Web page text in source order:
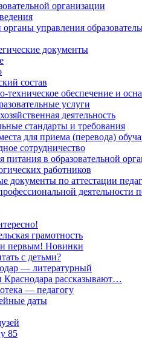
организации
управления
документы
состав
техническое обеспечение и
услуги
деятельность
стандарты и требования
для приема (перевода)
сотрудничество
питания в образовательной
работников
документы по аттестации
грамотность
первым! Новинки
с детьми?
— литературный
рассказывают…
— педагогу
даты
85